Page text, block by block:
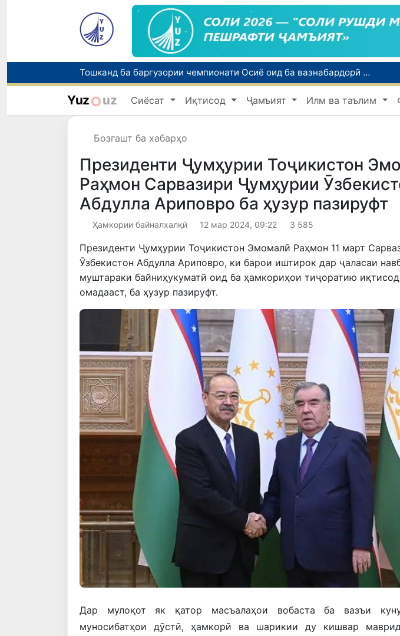
Тошканд ба баргузории чемпионати Осиё оид ба вазнабардорӣ омодагӣ мебинад
Шаҳрвандони Ӯзбекистон метавонанд дар доираи барномаи H-2A ба корҳои мавсимии кишоварзӣ дар ИМА сафарбар шаванд
Намояндагии Агентии муҳоҷират дар Москва моҳи июл ба зиёда аз 1,8 ҳазор шаҳрванди Ӯзбекистон кумак расонд
Yuz uz Сиёсат Иқтисод Ҷамъият Илм ва таълим
Бозгашт ба хабарҳо
Президенти Ҷумҳурии Тоҷикистон
Раҳмон Сарвазири Ҷумҳурии
Абдулла Ариповро ба ҳузур пазируфт
Ҳамкории байналхалқӣ 12 мар 2024, 09:22 3 585
Президенти Ҷумҳурии Тоҷикистон Эмомалӣ Раҳмон 11 март
Ӯзбекистон Абдулла Ариповро, ки барои иштирок дар ҷаласаи
муштараки байниҳукуматӣ оид ба ҳамкориҳои тиҷоратию
омадааст, ба ҳузур пазируфт.
Дар мулоқот як қатор масъалаҳои вобаста ба вазъи
муносибатҳои дӯстӣ, ҳамкорӣ ва шарикии ду кишвар